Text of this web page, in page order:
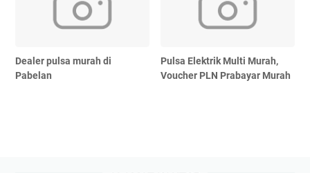
Dealer pulsa murah di
Pabelan
Pulsa Elektrik Multi Murah,
Voucher PLN Prabayar Murah